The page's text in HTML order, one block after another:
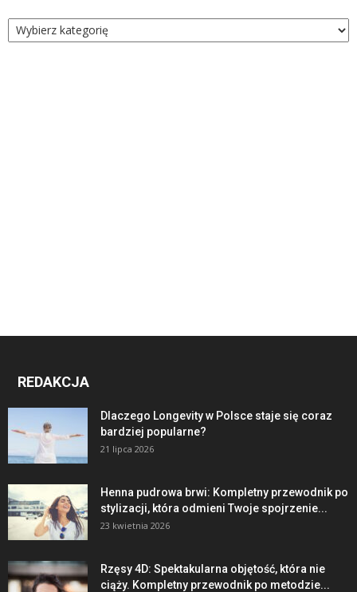
Kategorie
REDAKCJA
Dlaczego Longevity w Polsce staje się coraz
bardziej popularne?
21 lipca 2026
Henna pudrowa brwi: Kompletny przewodnik po
stylizacji, która odmieni Twoje spojrzenie...
23 kwietnia 2026
Rzęsy 4D: Spektakularna objętość, która nie
ciąży. Kompletny przewodnik po metodzie...